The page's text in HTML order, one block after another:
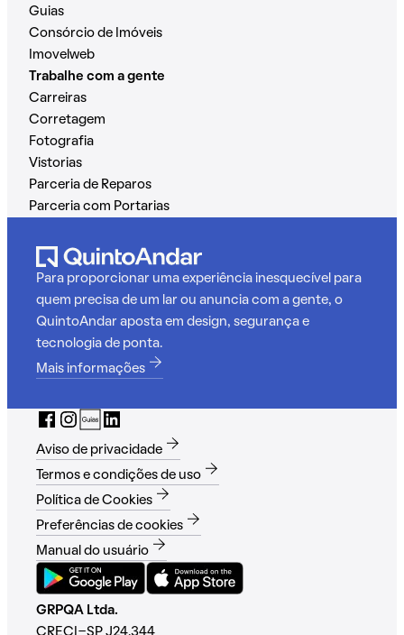
Guias
Consórcio de Imóveis
Imovelweb
Trabalhe com a gente
Carreiras
Corretagem
Fotografia
Vistorias
Parceria de Reparos
Parceria com Portarias
Para proporcionar uma experiência inesquecível para
quem precisa de um lar ou anuncia com a gente, o
QuintoAndar aposta em design, segurança e
tecnologia de ponta.
Mais informações
Aviso de privacidade
Termos e condições de uso
Política de Cookies
Preferências de cookies
Manual do usuário
GRPQA Ltda.